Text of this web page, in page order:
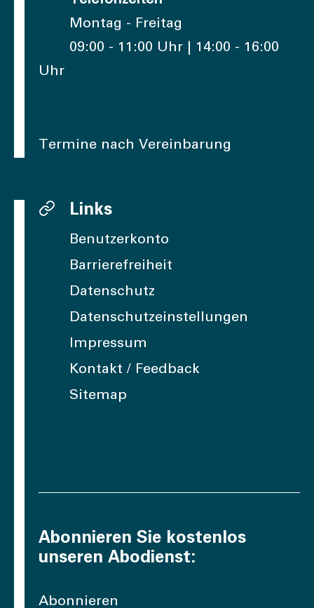
Montag - Freitag
09:00 - 11:00 Uhr | 14:00 - 16:00
Uhr
Termine nach Vereinbarung
Links
Benutzerkonto
Barrierefreiheit
Datenschutz
Datenschutzeinstellungen
Impressum
Kontakt / Feedback
Sitemap
Abonnieren Sie kostenlos
unseren Abodienst:
Abonnieren